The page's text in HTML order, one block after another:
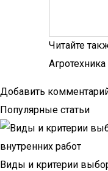
Читайте
Добавить
Популярные статьи
Виды и критерии